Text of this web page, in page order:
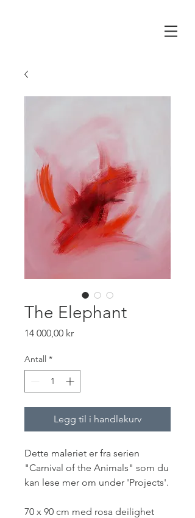
The Elephant
14 000,00 krPris
Antall *
Legg til i handlekurv
Dette maleriet er fra serien
"Carnival of the Animals" som du
kan lese mer om under 'Projects'.
70 x 90 cm med rosa deilighet